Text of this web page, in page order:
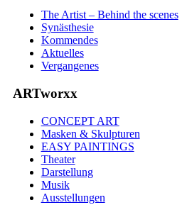
The Artist – Behind the scenes
Synästhesie
Kommendes
Aktuelles
Vergangenes
ARTworxx
CONCEPT ART
Masken & Skulpturen
EASY PAINTINGS
Theater
Darstellung
Musik
Ausstellungen